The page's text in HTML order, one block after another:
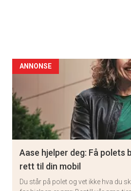
ANNONSE
Aase hjelper deg: Få polets
rett til din mobil
Du står på polet og vet ikke hva du